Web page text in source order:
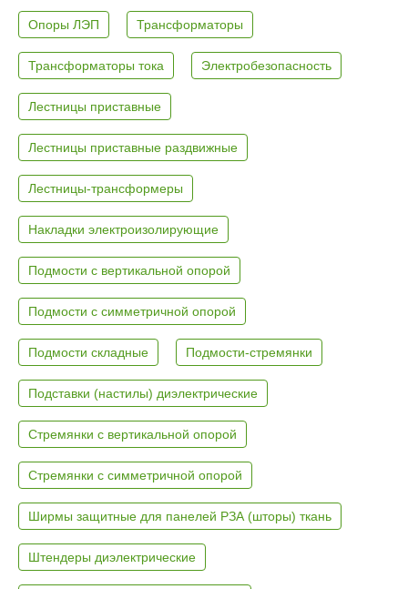
Опоры ЛЭП Трансформаторы
Трансформаторы тока Электробезопасность
Лестницы приставные
Лестницы приставные раздвижные
Лестницы-трансформеры
Накладки электроизолирующие
Подмости с вертикальной опорой
Подмости с симметричной опорой
Подмости складные Подмости-стремянки
Подставки (настилы) диэлектрические
Стремянки с вертикальной опорой
Стремянки с симметричной опорой
Ширмы защитные для панелей РЗА (шторы) ткань
Штендеры диэлектрические